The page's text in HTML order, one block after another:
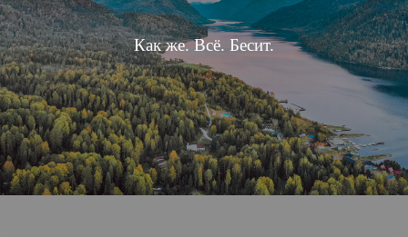
Как же. Всё. Бесит.